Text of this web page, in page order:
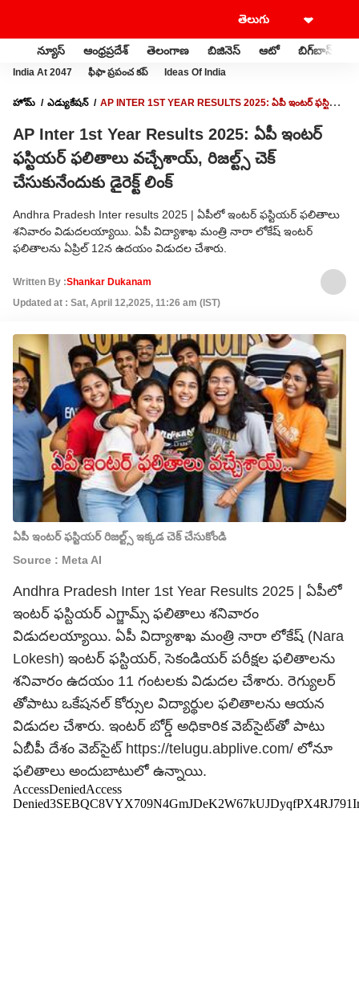
న్యూస్ ఆంధ్రప్రదేశ్ తెలంగాణ బిజినెస్ ఆటో బిగ్‌బాస్
India At 2047 ఫీఫా ప్రపంచ కప్ Ideas Of India
హోమ్ ఎడ్యుకేషన్
AP INTER 1ST YEAR RESULTS 2025: ఏపీ ఇంటర్ ఫస్టియర్
AP Inter 1st Year Results 2025: ఏపీ ఇంటర్
ఫస్టియర్ ఫలితాలు వచ్చేశాయ్, రిజల్ట్స్ చెక్
చేసుకునేందుకు డైరెక్ట్ లింక్
Andhra Pradesh Inter results 2025 | ఏపీలో ఇంటర్ ఫస్టియర్ ఫలితాలు
శనివారం విడుదలయ్యాయి. ఏపీ విద్యాశాఖ మంత్రి నారా లోకేష్ ఇంటర్
ఫలితాలను ఏప్రిల్ 12న ఉదయం విడుదల చేశారు.
Written By :Shankar Dukanam
Updated at : Sat, April 12,2025, 11:26 am (IST)
ఏపీ ఇంటర్ ఫస్టియర్ రిజల్ట్స్ ఇక్కడ చెక్ చేసుకోండి
Source : Meta AI
Andhra Pradesh Inter 1st Year Results 2025 | ఏపీలో
ఇంటర్ ఫస్టియర్ ఎగ్జామ్స్ ఫలితాలు శనివారం
విడుదలయ్యాయి. ఏపీ విద్యాశాఖ మంత్రి నారా లోకేష్ (Nara
Lokesh) ఇంటర్ ఫస్టియర్, సెకండియర్ పరీక్షల ఫలితాలను
శనివారం ఉదయం 11 గంటలకు విడుదల చేశారు. రెగ్యులర్
తోపాటు ఒకేషనల్ కోర్సుల విద్యార్థుల ఫలితాలను ఆయన
విడుదల చేశారు. ఇంటర్ బోర్డ్ అధికారిక వెబ్‌సైట్‌తో పాటు
ఏబీపీ దేశం వెబ్‌సైట్‌ https://telugu.abplive.com/ లోనూ
ఫలితాలు అందుబాటులో ఉన్నాయి.